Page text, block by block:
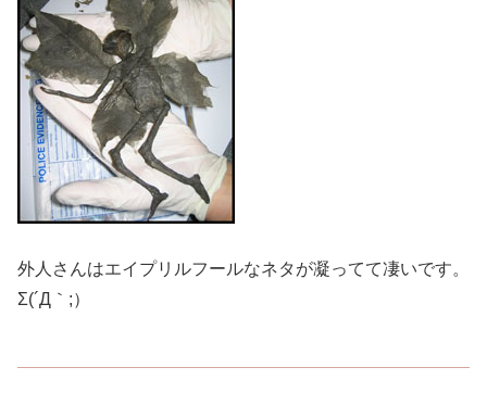
外人さんはエイプリルフールなネタが凝ってて凄いです。
Σ(´Д｀;）